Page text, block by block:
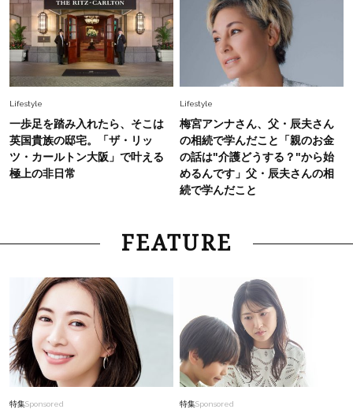
Lifestyle
一歩足を踏み入れたら、そこは
英国貴族の邸宅。「ザ・リッ
ツ・カールトン大阪」で叶える
極上の非日常
Lifestyle
梅宮アンナさん、父・辰夫さん
の相続で学んだこと「親のお金
の話は"介護どうする？"から始
めるんです」父・辰夫さんの相
続で学んだこと
FEATURE
特集Sponsored 特集Sponsored